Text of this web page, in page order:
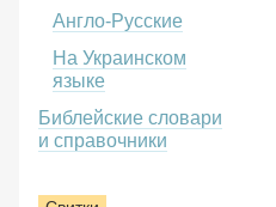
Англо-Русские
На Украинском
языке
Библейские словари
и справочники